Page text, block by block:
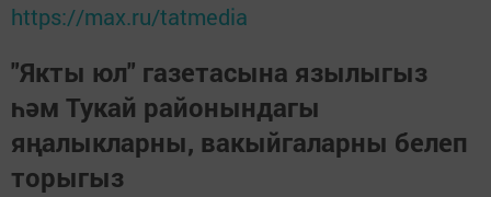
https://max.ru/tatmedia
"Якты юл" газетасына язылыгыз
һәм Тукай районындагы
яңалыкларны, вакыйгаларны белеп
торыгыз